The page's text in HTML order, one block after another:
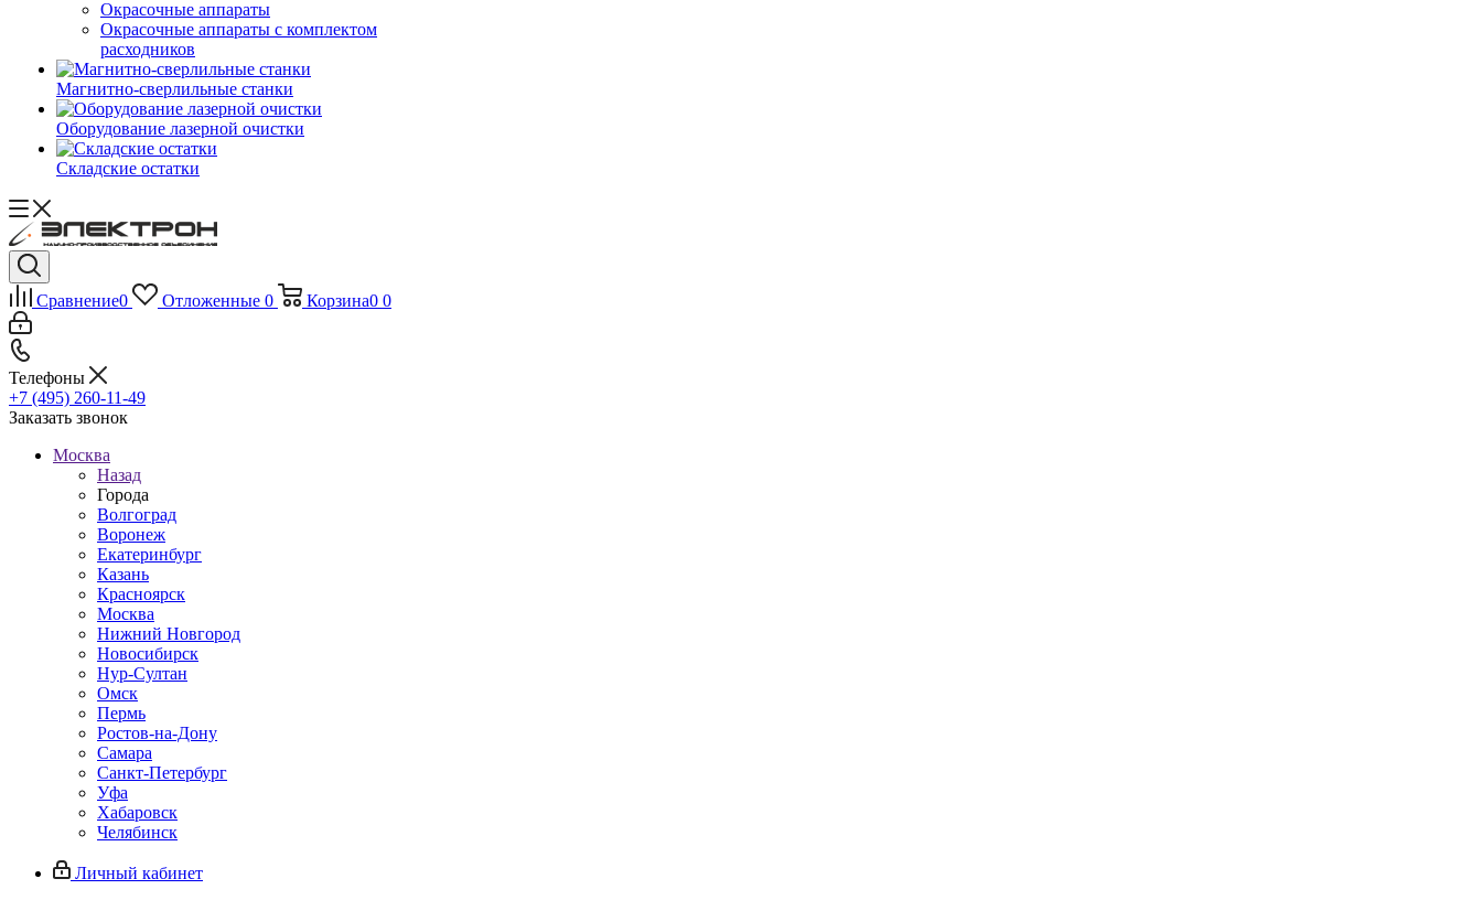
Окрасочные аппараты
Окрасочные аппараты с комплектом
расходников
Магнитно-сверлильные станки
Оборудование лазерной очистки
Складские остатки
Сравнение0 Отложенные 0 Корзина0 0
Телефоны
+7 (495) 260-11-49
Заказать звонок
Москва
Назад
Города
Волгоград
Воронеж
Екатеринбург
Казань
Красноярск
Москва
Нижний Новгород
Новосибирск
Нур-Султан
Омск
Пермь
Ростов-на-Дону
Самара
Санкт-Петербург
Уфа
Хабаровск
Челябинск
Личный кабинет